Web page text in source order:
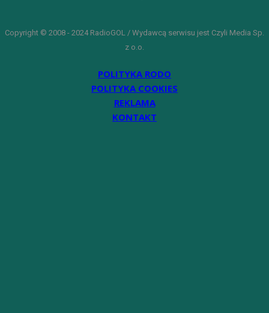
Copyright © 2008 - 2024 RadioGOL / Wydawcą serwisu jest Czyli Media Sp.
z o.o.
POLITYKA RODO
POLITYKA COOKIES
REKLAMA
KONTAKT